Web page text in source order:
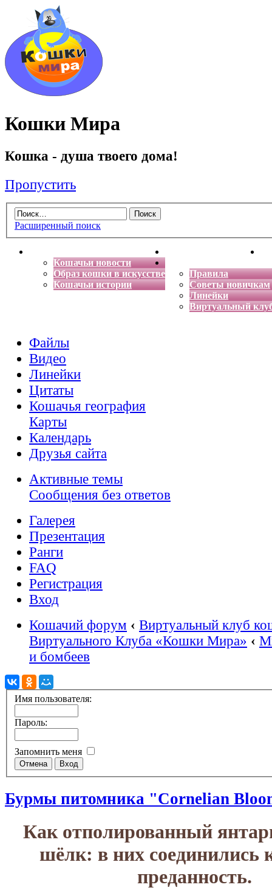
Кошки Мира
Кошка - душа твоего дома!
Пропустить
Расширенный поиск
Кошачьи новости
Образ кошки в искусстве
Кошачьи истории
Энциклопедия кошек
Правила
Советы новичкам
Линейки
Виртуальный
Файлы
Видео
Линейки
Цитаты
Кошачья география
Карты
Календарь
Друзья сайта
Активные темы
Сообщения без ответов
Галерея
Презентация
Ранги
FAQ
Регистрация
Вход
Кошачий форум ‹ Виртуальный клуб
Виртуального Клуба «Кошки Мира» ‹
и бомбеев
Имя пользователя:
Пароль:
Запомнить меня
Бурмы питомника "Cornelian
Как отполированный
шёлк: в них соединились
преданность.